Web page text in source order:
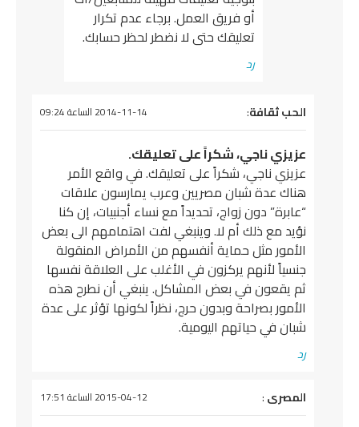
أو فريق العمل. برجاء عدم تكرار
تعليقك حتى لا نضطر لحظر حسابك.
رد
يقول
الحب ثقافة: 2014-11-14 الساعة 09:24
عزيزي ناجي، شكراً على تعليقك.
عزيزي ناجي، شكراً على تعليقك. في واقع الأمر
هناك عدة شبان مصريين وعرب يمارسون علاقات
“عابرة” دون زواج، تحديداً مع نساء أجنبيات، إن كنا
نؤيد مع ذلك أم لا. وينبغي لفت اهتمامهم الى بعض
الأمور مثل حماية أنفسهم من الأمراض المنقولة
جنسياً لأنهم يركزون في الأغلب على العلاقة نفسها
ثم يقعون في بعض المشاكل. ينبغي أن نطرح هذه
الأمور بصراحة وبدون حرج، نظراً لكونها تؤثر على عدة
شبان في حياتهم اليومية.
رد
يقول
المصرى: 2015-04-12 الساعة 17:51